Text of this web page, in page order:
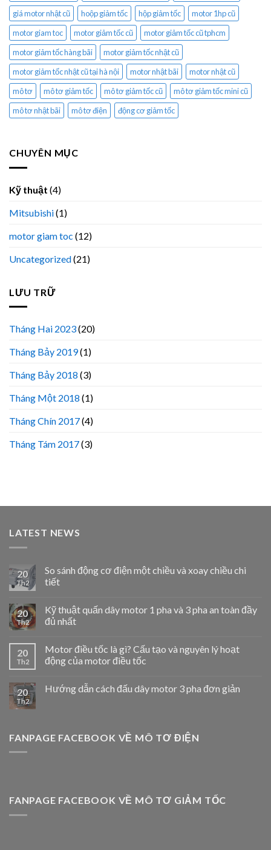
giá motor nhật cũ
hoộp giảm tốc hộp giảm tốc
motor 1hp cũ
motor giam toc
motor giảm tốc cũ
motor giảm tốc cũ tphcm
motor giảm tốc hàng bãi
motor giảm tốc nhật cũ
motor giảm tốc nhật cũ tại hà nội
motor nhật bãi
motor nhật cũ
mô tơ
mô tơ giảm tốc mô tơ giảm tốc cũ
mô tơ giảm tốc mini cũ
mô tơ nhật bãi
mô tơ điện động cơ giảm tốc
CHUYÊN MỤC
Kỹ thuật (4)
Mitsubishi(1)
motor giam toc (12)
Uncategorized(21)
LƯU TRỮ
Tháng Hai 2023(20)
Tháng Bảy 2019(1)
Tháng Bảy 2018 (3)
Tháng Một 2018 (1)
Tháng Chín 2017(4)
Tháng Tám 2017(3)
LATEST NEWS
20
Th2
So sánh động cơ điện một chiều và xoay chiều chi
tiết
20
Th2
Kỹ thuật quấn dây motor 1 pha và 3 pha an toàn đầy
đủ nhất
20
Th2
Motor điều tốc là gì? Cấu tạo và nguyên lý hoạt
động của motor điều tốc
20
Th2
Hướng dẫn cách đấu dây motor 3 pha đơn giản
FANPAGE FACEBOOK VỀ MÔ TƠ ĐIỆN
FANPAGE FACEBOOK VỀ MÔ TƠ GIẢM TỐC